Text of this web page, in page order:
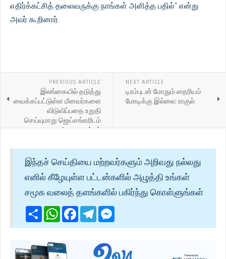
எதிர்க்கட்சித் தலைவருக்கு நாங்கள் அளித்த பதில்" என்று
அவர் கூறினார்.
PREVIOUS ARTICLE
இலங்கையில் தடுத்து
வைக்கப்பட்டுள்ள மீனவர்களை
விடுவிப்பதை உறுதி
செய்யுமாறு ஜெய்சங்கரிடம்
தமிழக முதல்வர்
NEXT ARTICLE
டிரம்புடன் மோதும் தைரியம்
மோடிக்கு இல்லை: ராகுல்
இந்தச் செய்தியை மற்றவர்களும் அறிவது நல்லது
எனில் கீழேயுள்ள பட்டன்களில் அழுத்தி உங்கள்
சமூக வலைத் தளங்களில் பகிர்ந்து கொள்ளுங்கள்
ShareWhatsApp
Facebook
Telegram